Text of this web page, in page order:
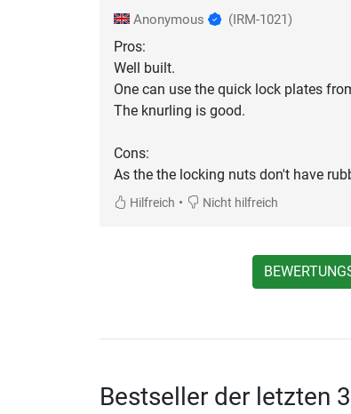
Anonymous (IRM-1021)
Pros:
Well built.
One can use the quick lock plates
The knurling is good.
Cons:
As the the locking nuts don't have
Hilfreich • Nicht hilfreich
Bestseller der letzten